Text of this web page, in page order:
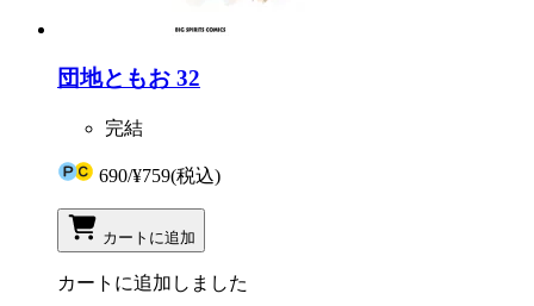
団地ともお 32
完結
690/¥759(税込)
カートに追加
カートに追加しました